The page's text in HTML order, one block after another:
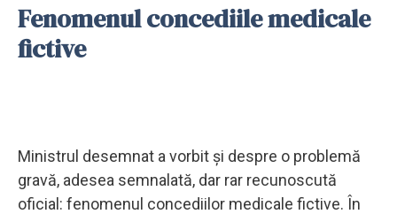
Fenomenul concediile medicale
fictive
Ministrul desemnat a vorbit și despre o problemă
gravă, adesea semnalată, dar rar recunoscută
oficial: fenomenul concediilor medicale fictive. În